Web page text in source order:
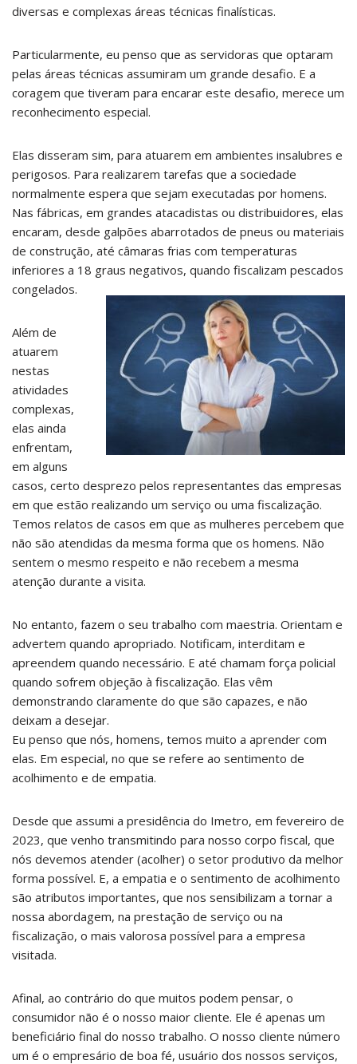
diversas e complexas áreas técnicas finalísticas.
Particularmente, eu penso que as servidoras que optaram
pelas áreas técnicas assumiram um grande desafio. E a
coragem que tiveram para encarar este desafio, merece um
reconhecimento especial.
Elas disseram sim, para atuarem em ambientes insalubres e
perigosos. Para realizarem tarefas que a sociedade
normalmente espera que sejam executadas por homens.
Nas fábricas, em grandes atacadistas ou distribuidores, elas
encaram, desde galpões abarrotados de pneus ou materiais
de construção, até câmaras frias com temperaturas
inferiores a 18 graus negativos, quando fiscalizam pescados
congelados.
Além de
atuarem
nestas
atividades
complexas,
elas ainda
enfrentam,
em alguns
casos, certo desprezo pelos representantes das empresas
em que estão realizando um serviço ou uma fiscalização.
Temos relatos de casos em que as mulheres percebem que
não são atendidas da mesma forma que os homens. Não
sentem o mesmo respeito e não recebem a mesma
atenção durante a visita.
No entanto, fazem o seu trabalho com maestria. Orientam e
advertem quando apropriado. Notificam, interditam e
apreendem quando necessário. E até chamam força policial
quando sofrem objeção à fiscalização. Elas vêm
demonstrando claramente do que são capazes, e não
deixam a desejar.
Eu penso que nós, homens, temos muito a aprender com
elas. Em especial, no que se refere ao sentimento de
acolhimento e de empatia.
Desde que assumi a presidência do Imetro, em fevereiro de
2023, que venho transmitindo para nosso corpo fiscal, que
nós devemos atender (acolher) o setor produtivo da melhor
forma possível. E, a empatia e o sentimento de acolhimento
são atributos importantes, que nos sensibilizam a tornar a
nossa abordagem, na prestação de serviço ou na
fiscalização, o mais valorosa possível para a empresa
visitada.
Afinal, ao contrário do que muitos podem pensar, o
consumidor não é o nosso maior cliente. Ele é apenas um
beneficiário final do nosso trabalho. O nosso cliente número
um é o empresário de boa fé, usuário dos nossos serviços,